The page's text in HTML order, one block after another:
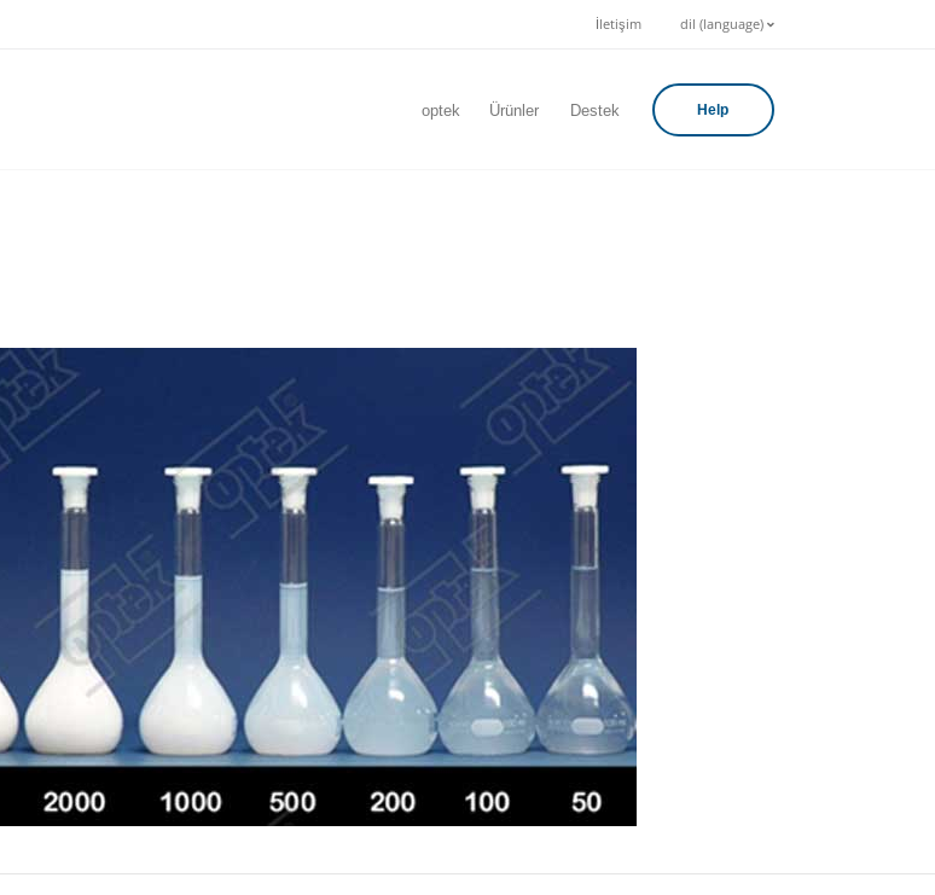
İletişim dil (language)
optek Ürünler Destek Help